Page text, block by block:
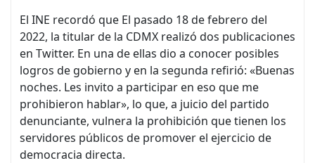
El INE recordó que El pasado 18 de febrero del
2022, la titular de la CDMX realizó dos publicaciones
en Twitter. En una de ellas dio a conocer posibles
logros de gobierno y en la segunda refirió: «Buenas
noches. Les invito a participar en eso que me
prohibieron hablar», lo que, a juicio del partido
denunciante, vulnera la prohibición que tienen los
servidores públicos de promover el ejercicio de
democracia directa.